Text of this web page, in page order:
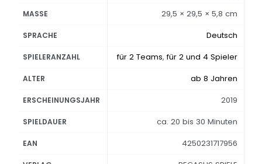
MASSE 29,5 × 29,5 × 5,8 cm
SPRACHE Deutsch
SPIELERANZAHL für 2 Teams,für 2 und 4 Spieler
ALTER ab 8 Jahren
ERSCHEINUNGSJAHR 2019
SPIELDAUER ca. 20 bis 30 Minuten
EAN 4250231717956